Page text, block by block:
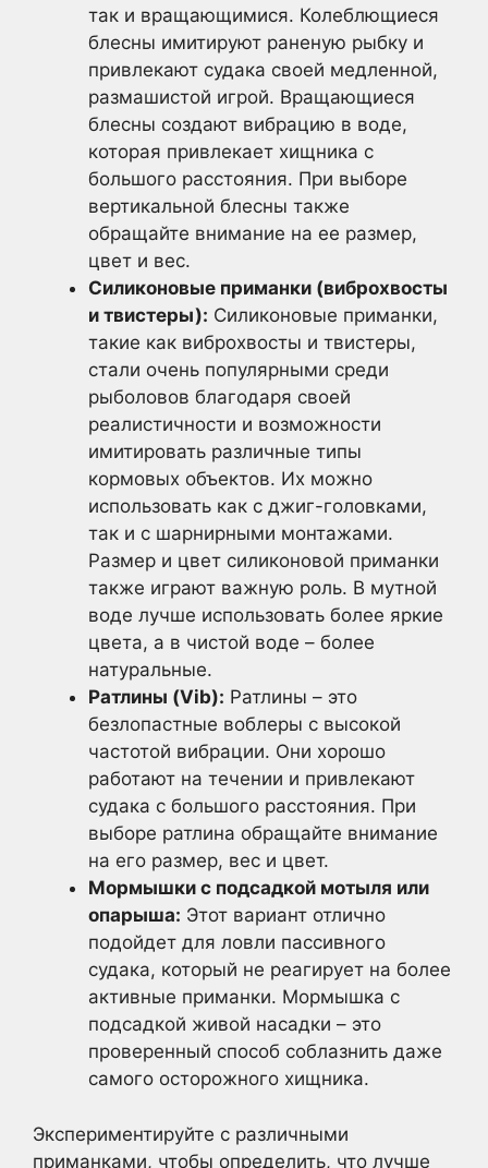
так и вращающимися. Колеблющиеся
блесны имитируют раненую рыбку и
привлекают судака своей медленной,
размашистой игрой. Вращающиеся
блесны создают вибрацию в воде,
которая привлекает хищника с
большого расстояния. При выборе
вертикальной блесны также
обращайте внимание на ее размер,
цвет и вес.
Силиконовые приманки (виброхвосты
и твистеры): Силиконовые приманки,
такие как виброхвосты и твистеры,
стали очень популярными среди
рыболовов благодаря своей
реалистичности и возможности
имитировать различные типы
кормовых объектов. Их можно
использовать как с джиг-головками,
так и с шарнирными монтажами.
Размер и цвет силиконовой приманки
также играют важную роль. В мутной
воде лучше использовать более яркие
цвета, а в чистой воде – более
натуральные.
Ратлины (Vib): Ратлины – это
безлопастные воблеры с высокой
частотой вибрации. Они хорошо
работают на течении и привлекают
судака с большого расстояния. При
выборе ратлина обращайте внимание
на его размер, вес и цвет.
Мормышки с подсадкой мотыля или
опарыша: Этот вариант отлично
подойдет для ловли пассивного
судака, который не реагирует на более
активные приманки. Мормышка с
подсадкой живой насадки – это
проверенный способ соблазнить даже
самого осторожного хищника.
Экспериментируйте с различными
приманками, чтобы определить, что лучше